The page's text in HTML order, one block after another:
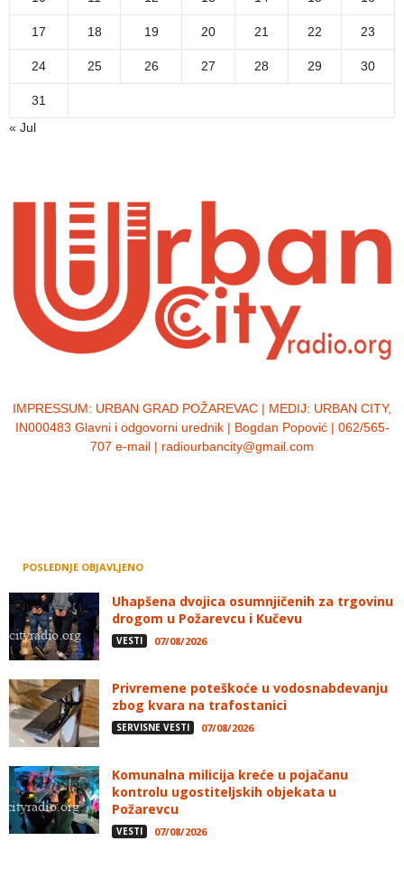
17 18 19 20 21 22 23
24 25 26 27 28 29 30
31
« Jul
IMPRESSUM: URBAN GRAD POŽAREVAC | MEDIJ: URBAN CITY,
IN000483 Glavni i odgovorni urednik | Bogdan Popović | 062/565-
707 e-mail | radiourbancity@gmail.com
POSLEDNJE OBJAVLJENO
Uhapšena dvojica osumnjičenih za trgovinu
drogom u Požarevcu i Kučevu
VESTI 07/08/2026
Privremene poteškoće u vodosnabdevanju
zbog kvara na trafostanici
SERVISNE VESTI 07/08/2026
Komunalna milicija kreće u pojačanu
kontrolu ugostiteljskih objekata u
Požarevcu
VESTI 07/08/2026